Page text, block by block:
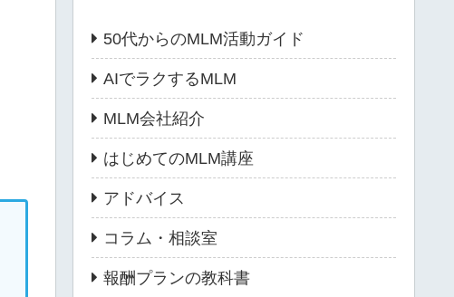
50代からのMLM活動ガイド
AIでラクするMLM
MLM会社紹介
はじめてのMLM講座
アドバイス
コラム・相談室
報酬プランの教科書